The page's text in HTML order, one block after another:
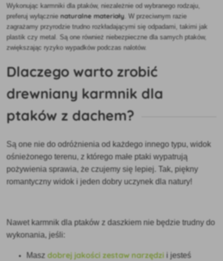
Wykonując karmniki dla ptaków, niezależnie od wybranego rodzaju,
preferuj wyłącznienaturalne materiały . W przeciwnym razie
zagrażamy przyrodzie trudno rozkładającymi się odpadami, takimi jak
plastik czy metal. Są one również niebezpieczne dla samych ptaków,
zwiększając ryzyko wypadków podczas nalotów.
Dlaczego warto zrobić
drewniany karmnik dla
ptaków z dachem?
Są one nie do odróżnienia od każdego innego typu, widok
ośnieżonego terenu, z którego małe ptaki wypatrują
pożywienia sprawia, że czujemy się lepiej. Tak, piękny
romantyczny widok i jeden dobry uczynek dla natury!
Nawet karmnik dla ptaków z daszkiem nie będzie trudny do
wykonania, jeśli:
Maszdobrej jakości zestaw narzędzi i jesteś